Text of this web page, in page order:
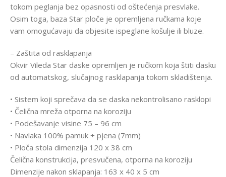
tokom peglanja bez opasnosti od oštećenja presvlake.
Osim toga, baza Star ploče je opremljena ručkama koje
vam omogućavaju da objesite ispeglane košulje ili bluze.
– Zaštita od rasklapanja
Okvir Vileda Star daske opremljen je ručkom koja štiti dasku
od automatskog, slučajnog rasklapanja tokom skladištenja.
• Sistem koji sprečava da se daska nekontrolisano rasklopi
• Čelična mreža otporna na koroziju
• Podešavanje visine 75 – 96 cm
• Navlaka 100% pamuk + pjena (7mm)
• Ploča stola dimenzija 120 x 38 cm
Čelična konstrukcija, presvučena, otporna na koroziju
Dimenzije nakon sklapanja: 163 x 40 x 5 cm